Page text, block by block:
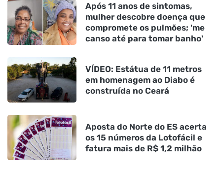
Após 11 anos de sintomas,
mulher descobre doença que
compromete os pulmões; 'me
canso até para tomar banho'
VÍDEO: Estátua de 11 metros
em homenagem ao Diabo é
construída no Ceará
Aposta do Norte do ES acerta
os 15 números da Lotofácil e
fatura mais de R$ 1,2 milhão